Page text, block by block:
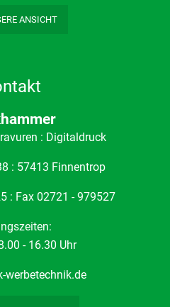
ANSICHT
: Digitaldruck
: 57413 Finnentrop
: Fax 02721 - 979527
- 16.30 Uhr
werbetechnik.de